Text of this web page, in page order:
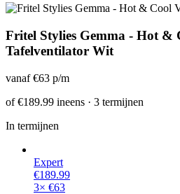
Fritel Stylies Gemma - Hot &
Tafelventilator Wit
vanaf€63 p/m
of€189.99 ineens · 3 termijnen
In termijnen
Expert
€189.99
3× €63